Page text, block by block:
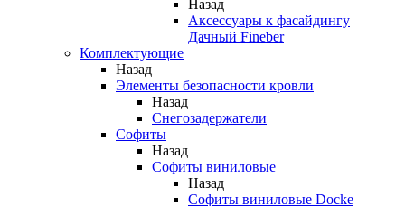
Назад
Аксессуары к фасайдингу
Дачный Fineber
Комплектующие
Назад
Элементы безопасности кровли
Назад
Снегозадержатели
Софиты
Назад
Софиты виниловые
Назад
Софиты виниловые Docke